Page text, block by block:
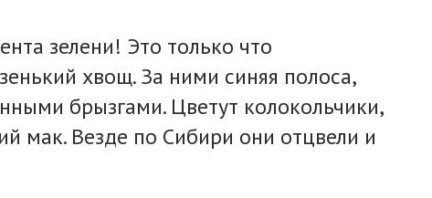
зелени! Это только что
хвощ. За ними синяя полоса,
брызгами. Цветут колокольчики,
мак. Везде по Сибири они отцвели и